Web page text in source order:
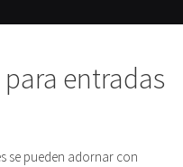
entradas
se pueden adornar con